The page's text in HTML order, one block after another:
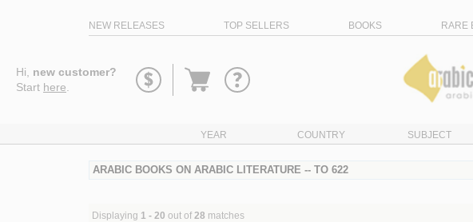
NEW RELEASES TOP SELLERS BOOKS RARE
Hi, new customer?
Start here
Go
YEAR COUNTRY SUBJECT
ARABIC BOOKS ON ARABIC LITERATURE -- TO 622
Displaying 1 - 20 out of 28 matches